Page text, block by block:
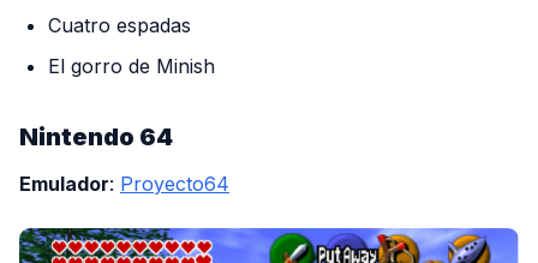
Cuatro espadas
El gorro de Minish
Nintendo 64
Emulador: Proyecto64